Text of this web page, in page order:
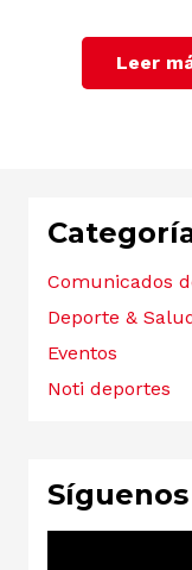
Leer
Comunicados
Deporte &
Eventos
Noti deportes